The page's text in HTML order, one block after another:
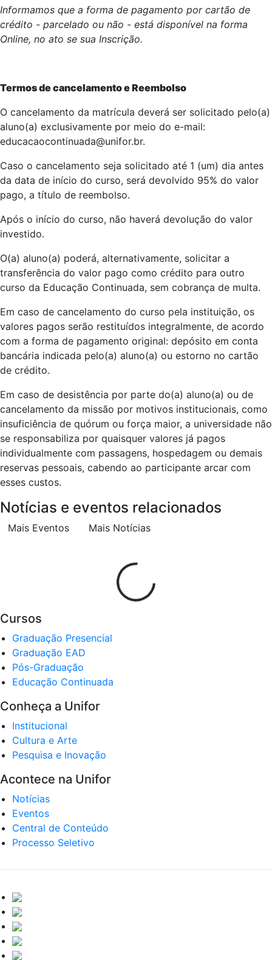
Informamos que a forma de pagamento por cartão de
crédito - parcelado ou não - está disponível na forma
Online, no ato se sua Inscrição.
Termos de cancelamento e Reembolso
O cancelamento da matrícula deverá ser solicitado pelo(a)
aluno(a) exclusivamente por meio do e-mail:
educacaocontinuada@unifor.br.
Caso o cancelamento seja solicitado até 1 (um) dia antes
da data de início do curso, será devolvido 95% do valor
pago, a título de reembolso.
Após o início do curso, não haverá devolução do valor
investido.
O(a) aluno(a) poderá, alternativamente, solicitar a
transferência do valor pago como crédito para outro
curso da Educação Continuada, sem cobrança de multa.
Em caso de cancelamento do curso pela instituição, os
valores pagos serão restituídos integralmente, de acordo
com a forma de pagamento original: depósito em conta
bancária indicada pelo(a) aluno(a) ou estorno no cartão
de crédito.
Em caso de desistência por parte do(a) aluno(a) ou de
cancelamento da missão por motivos institucionais, como
insuficiência de quórum ou força maior, a universidade não
se responsabiliza por quaisquer valores já pagos
individualmente com passagens, hospedagem ou demais
reservas pessoais, cabendo ao participante arcar com
esses custos.
Notícias e eventos relacionados
Mais Eventos Mais Notícias
Cursos
Graduação Presencial
Graduação EAD
Pós-Graduação
Educação Continuada
Conheça a Unifor
Institucional
Cultura e Arte
Pesquisa e Inovação
Acontece na Unifor
Notícias
Eventos
Central de Conteúdo
Processo Seletivo